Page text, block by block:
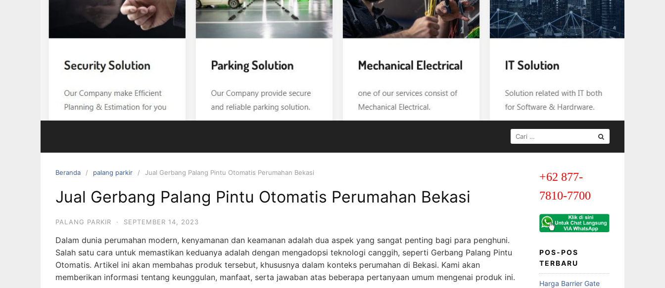
CARI
UNTUK:
Beranda palang parkir Jual Gerbang Palang Pintu Otomatis Perumahan Bekasi
Jual Gerbang Palang Pintu Otomatis Perumahan Bekasi
PALANG PARKIR · SEPTEMBER 14, 2023
Dalam dunia perumahan modern, kenyamanan dan keamanan adalah dua aspek yang sangat penting bagi para penghuni.
Salah satu cara untuk memastikan keduanya adalah dengan mengadopsi teknologi canggih, seperti Gerbang Palang Pintu
Otomatis. Artikel ini akan membahas produk tersebut, khususnya dalam konteks perumahan di Bekasi. Kami akan
memberikan informasi tentang keunggulan, manfaat, serta jawaban atas beberapa pertanyaan umum mengenai produk ini.
+62 877-
7810-7700
POS-POS
TERBARU
Harga Barrier Gate